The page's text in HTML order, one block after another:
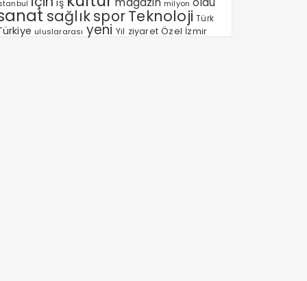
iş milyon
sağlıksporTeknoloji Türk
uluslararası yeni Yıl ziyaret Özel İzmir